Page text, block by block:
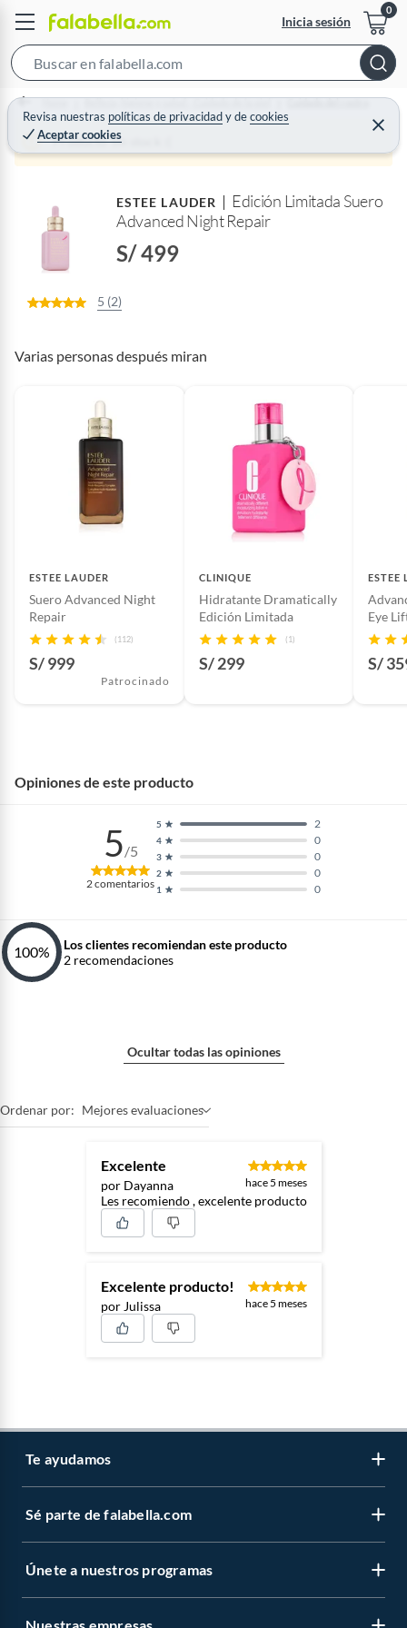
Inicia sesión
e
a
c
B
a
Revisa nuestras políticas de privacidadydecookies
Aceptar cookies
C
e
r
Home Belleza, higiene y salud - Cuidado de la piel Cuidado del rostro
Producto sin stock :(
ESTEE LAUDER
Edición Limitada Suero
Advanced Night Repair
S/ 499
5 (2)
Varias personas después miran
ESTEE LAUDER
Suero Advanced Night
Repair
(112)
S/ 999
Patrocinado
CLINIQUE
Hidratante Dramatically
Edición Limitada
(1)
S/ 299
ESTEE
Eye
S/
Opiniones de este producto
5/5
2comentarios 1 0
2 0
3 0
4 0
5 2
100%
Los clientes recomiendan este producto
2 recomendaciones
Ocultar todas las opiniones
Ordenar por: Mejores evaluaciones
Excelente
por Dayanna hace 5 meses
Les recomiendo , excelente producto
Excelente producto!
por Julissa hace 5 meses
Te ayudamos
Atención por WhatsApp
Cambios y devoluciones
Sé parte de falabella.com
Trabaja con nosotros
Únete a nuestros programas
Novios Falabella